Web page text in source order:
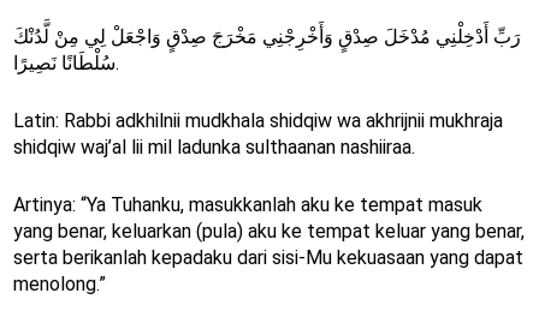
رَبِّ أَدْخِلْنِي مُدْخَلَ صِدْقٍ وَأَخْرِجْنِي مَخْرَجَ صِدْقٍ وَاجْعَلْ لِي مِنْ لَّدُنْكَ
سُلْطَانًا نَصِيرًا.
Latin: Rabbi adkhilnii mudkhala shidqiw wa akhrijnii mukhraja
shidqiw waj’al lii mil ladunka sulthaanan nashiiraa.
Artinya: “Ya Tuhanku, masukkanlah aku ke tempat masuk
yang benar, keluarkan (pula) aku ke tempat keluar yang benar,
serta berikanlah kepadaku dari sisi-Mu kekuasaan yang dapat
menolong.”